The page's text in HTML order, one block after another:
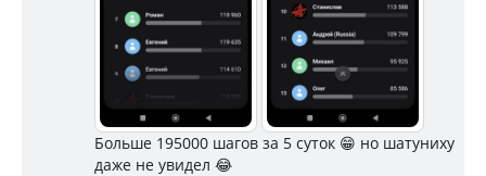
Больше 195000 шагов за 5 суток 😁 но шатуниху
даже не увидел 😂